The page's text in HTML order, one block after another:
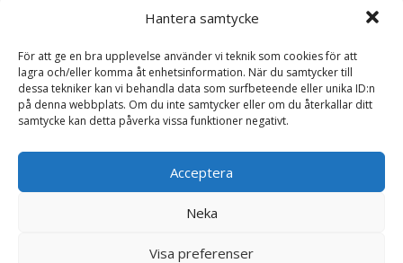
Hantera samtycke
För att ge en bra upplevelse använder vi teknik som cookies för att
lagra och/eller komma åt enhetsinformation. När du samtycker till
dessa tekniker kan vi behandla data som surfbeteende eller unika ID:n
på denna webbplats. Om du inte samtycker eller om du återkallar ditt
samtycke kan detta påverka vissa funktioner negativt.
Acceptera
Neka
Visa preferenser
Namn*
E-post*